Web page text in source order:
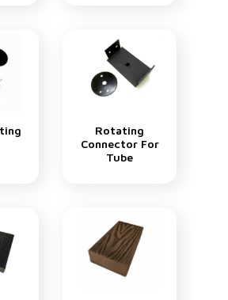
Rotating
Connector For
Tube